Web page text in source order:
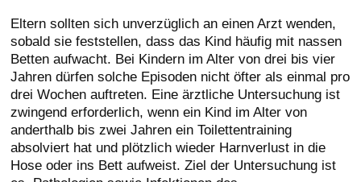
Eltern sollten sich unverzüglich an einen Arzt wenden,
sobald sie feststellen, dass das Kind häufig mit nassen
Betten aufwacht. Bei Kindern im Alter von drei bis vier
Jahren dürfen solche Episoden nicht öfter als einmal pro
drei Wochen auftreten. Eine ärztliche Untersuchung ist
zwingend erforderlich, wenn ein Kind im Alter von
anderthalb bis zwei Jahren ein Toilettentraining
absolviert hat und plötzlich wieder Harnverlust in die
Hose oder ins Bett aufweist. Ziel der Untersuchung ist